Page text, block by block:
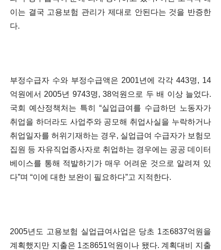
이는 결국 고용보험 관리가 제대로 안된다는 것을 반증한
다.
부정수급자 수와 부정수급액은 2001년에 각각 443명, 14
억원에서 2005년 9743명, 38억원으로 두 배 이상 늘었다.
국회 예산정책처는 특히 “실업급여를 수급하던 노동자가
취업을 하더라도 사업주와 공모해 취업사실을 누락하거나
취업일자를 허위기재하는 경우, 실업급여 수급자가 보험모
집원 등 자유직업종사자로 취업하는 경우에는 공공 데이터
베이스를 통해 적발하기가 매우 어려운 것으로 알려져 있
다”며 “이에 대한 보완이 필요하다”고 지적한다.
2005년도 고용보험 실업급여사업은 당초 1조6837억원을
계획했지만 지출은 1조8651억원이나 됐다. 계획대비 지출